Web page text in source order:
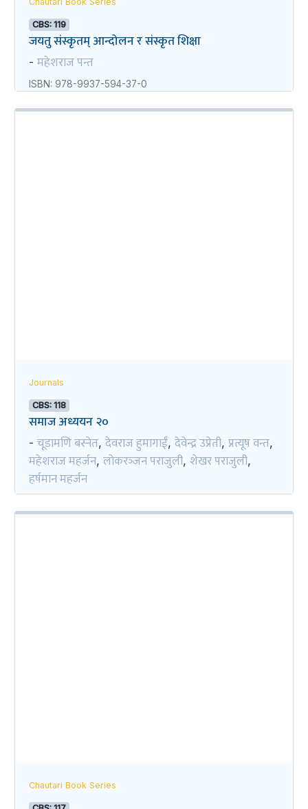
CBS: 119
जयतु संस्कृतम्‌‌ आन्दोलन र संस्कृत शिक्षा
- महेशराज पन्त
ISBN: 978-9937-594-37-0
Journals
CBS: 118
समाज अध्ययन २०
- चूडामणि बस्नेत, देवराज हुमागाईं, देवेन्द्र उप्रेती, प्रत्यूष वन्त,
महेशराज महर्जन, लोकरञ्‍जन पराजुली, शेखर पराजुली,
हर्षमान महर्जन
Chautari Book Series